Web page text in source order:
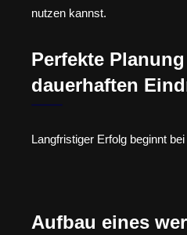
nutzen kannst.
Perfekte
dauerhaften
Langfristiger Erfolg beginnt
Aufbau eines